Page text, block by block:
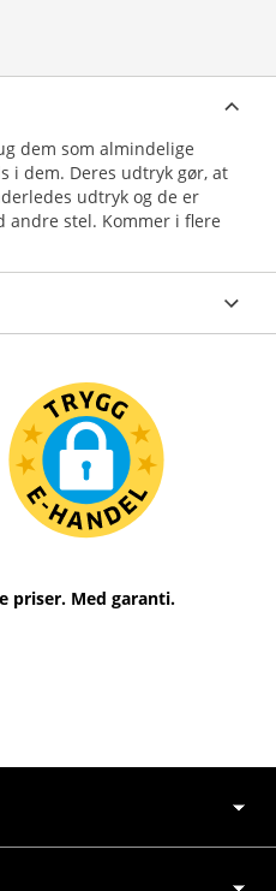
dem som almindelige
i dem. Deres udtryk gør, at
udtryk og de er
andre stel. Kommer i flere
priser. Med garanti.